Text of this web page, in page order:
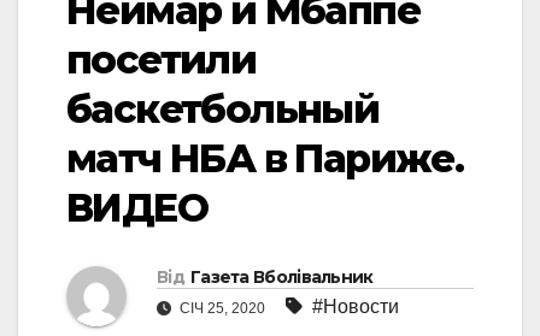
Неймар и Мбаппе
посетили
баскетбольный
матч НБА в Париже.
ВИДЕО
Від Газета Вболівальник
СІЧ 25, 2020 #Новости